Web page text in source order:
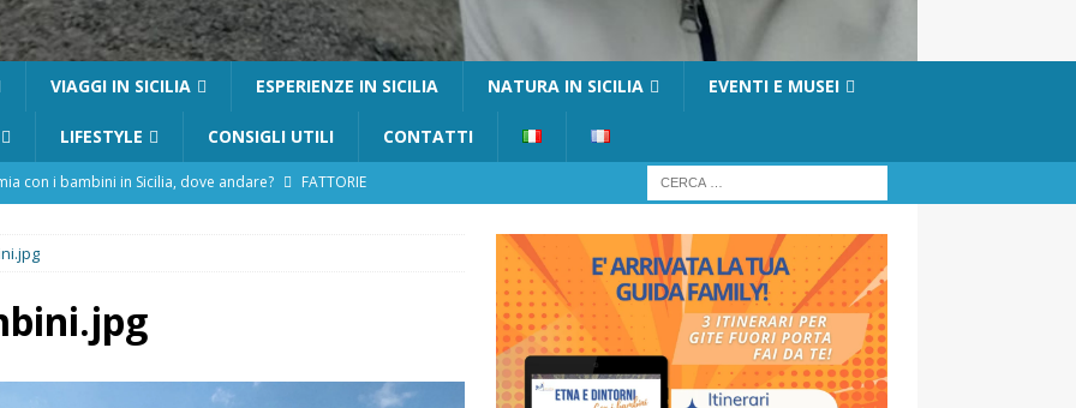
VIAGGI IN SICILIA ESPERIENZE IN SICILIA NATURA IN SICILIA EVENTI E MUSEI
LIFESTYLE CONSIGLI UTILI CONTATTI
con i bambini in Sicilia, dove andare?
FATTORIE
d’Arte con i bambini, quando la natura incontra l’arte
Sicilia con i bambini: mare, attività e tour a prova di famiglia